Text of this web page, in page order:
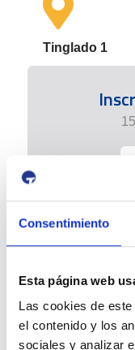
Consentimiento
Esta página web
Las cookies de
el contenido y los
sociales y analizar
Tinglado 1